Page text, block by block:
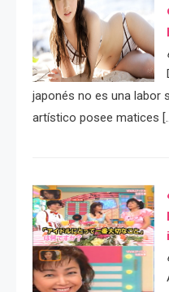
japonés no es una labor
artístico posee matices